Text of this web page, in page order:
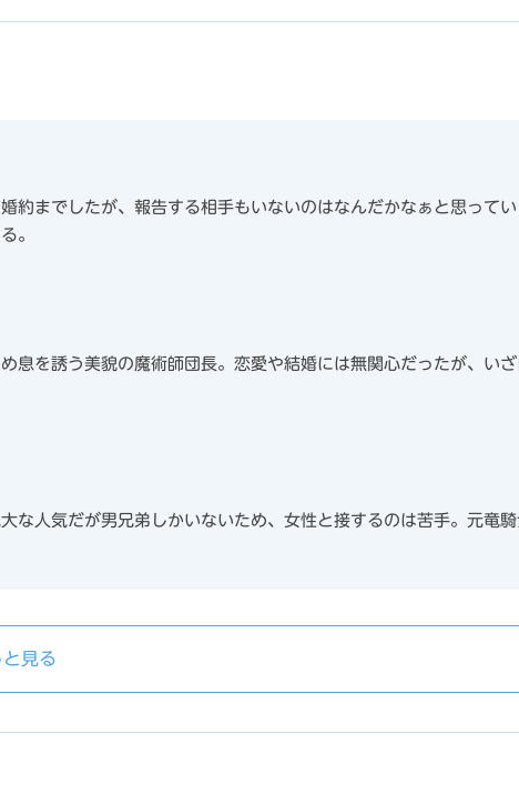
約までしたが、報告する相手もいないのはなんだかなぁと思ってい
。
息を誘う美貌の魔術師団長。恋愛や結婚には無関心だったが、いざ
な人気だが男兄弟しかいないため、女性と接するのは苦手。元竜
と見る